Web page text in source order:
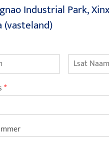
Industrial Park,
(vasteland)
*